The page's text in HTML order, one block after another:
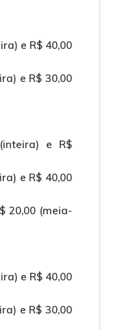
e R$ 40,00
e R$ 30,00
e R$
e R$ 40,00
20,00 (meia-
e R$ 40,00
e R$ 30,00